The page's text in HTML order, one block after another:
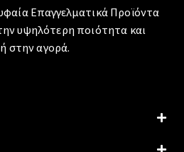
Επαγγελματικά Προϊόντα
υψηλότερη ποιότητα και
στην αγορά.